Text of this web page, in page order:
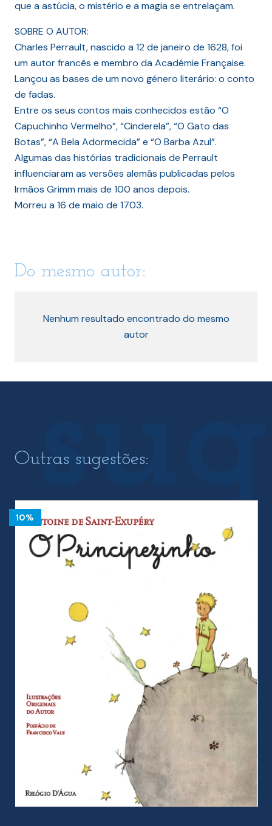
que a astúcia, o mistério e a magia se entrelaçam.
SOBRE O AUTOR:
Charles Perrault, nascido a 12 de janeiro de 1628, foi
um autor francês e membro da Académie Française.
Lançou as bases de um novo género literário: o conto
de fadas.
Entre os seus contos mais conhecidos estão “O
Capuchinho Vermelho”, “Cinderela”, “O Gato das
Botas”, “A Bela Adormecida” e “O Barba Azul”.
Algumas das histórias tradicionais de Perrault
influenciaram as versões alemãs publicadas pelos
Irmãos Grimm mais de 100 anos depois.
Morreu a 16 de maio de 1703.
Do mesmo autor:
Nenhum resultado encontrado do mesmo
autor
Outras sugestões:
10%